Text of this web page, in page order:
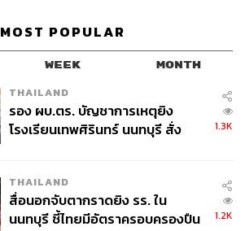
MOST POPULAR
WEEK MONTH
THAILAND
รอง ผบ.ตร. บัญชาการเหตุยิง
โรงเรียนเทพศิรินทร์ นนทบุรี สั่ง
1.3K
THAILAND
สื่อนอกจับตากราดยิง รร. ใน
นนทบุรี ชี้ไทยมีอัตราครอบครองปืน
1.2K